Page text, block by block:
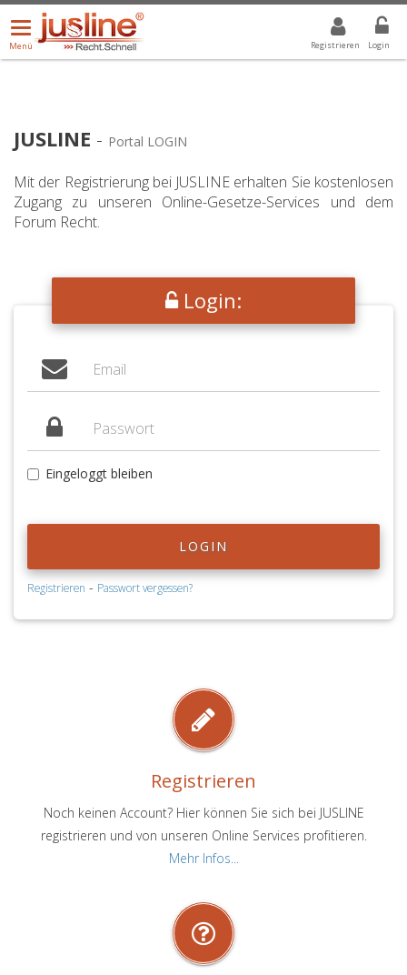
Registrieren Login
Menü
öffnen/schließen
Menü
ALLE DROPDOWN: GEWÄHLTER WERT IST ALLE
JUSLINE - Portal LOGIN
Mit der Registrierung bei JUSLINE erhalten Sie kostenlosen
Zugang zu unseren Online-Gesetze-Services und dem
Forum Recht.
Login:
Eingeloggt bleiben
LOGIN
Registrieren - Passwort vergessen?
Registrieren
Noch keinen Account? Hier können Sie sich bei JUSLINE
registrieren und von unseren Online Services profitieren.
Mehr Infos...